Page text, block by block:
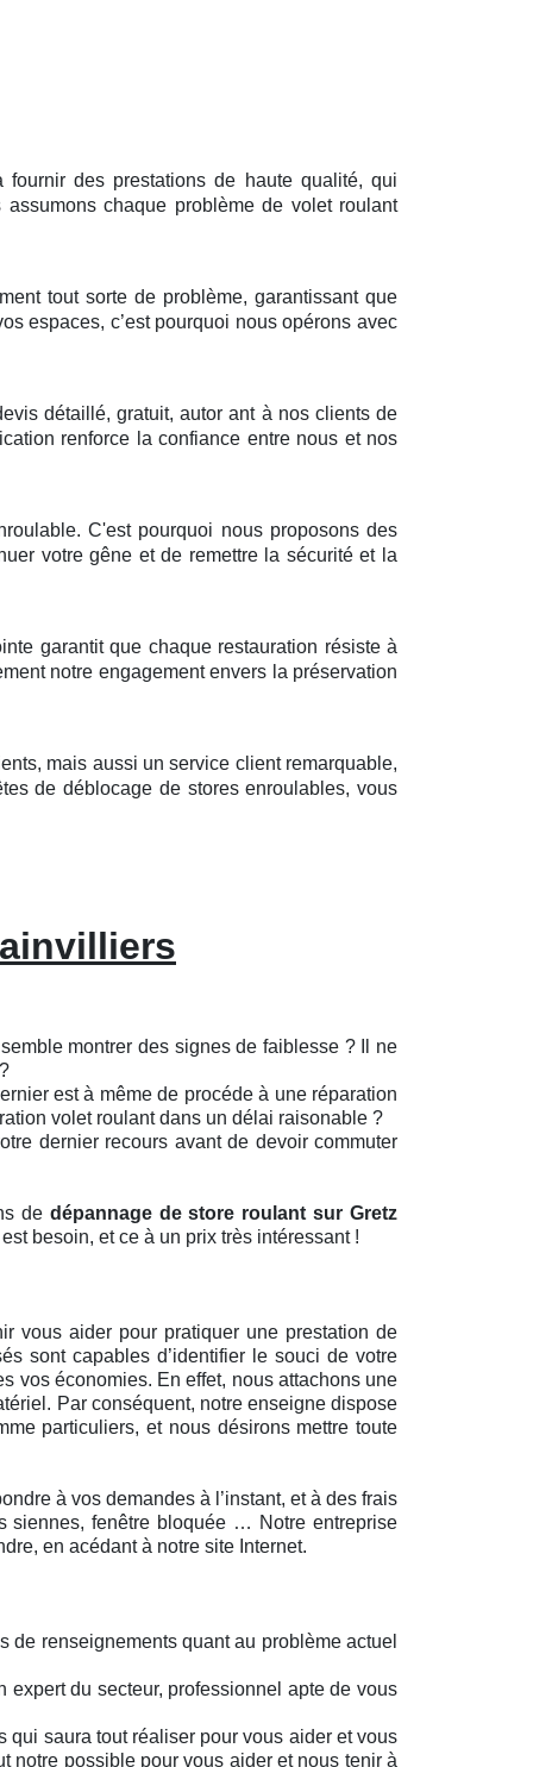
des prestations de haute qualité, qui
chaque problème de volet roulant
tout sorte de problème, garantissant que
espaces, c’est pourquoi nous opérons avec
détaillé, gratuit, autor ant à nos clients de
renforce la confiance entre nous et nos
C'est pourquoi nous proposons des
votre gêne et de remettre la sécurité et la
garantit que chaque restauration résiste à
notre engagement envers la préservation
mais aussi un service client remarquable,
de déblocage de stores enroulables, vous
montrer des signes de faiblesse ? Il ne
est à même de procéde à une réparation
volet roulant dans un délai raisonable ?
dernier recours avant de devoir commuter
de dépannage de store roulant sur Gretz
besoin, et ce à un prix très intéressant !
vous aider pour pratiquer une prestation de
sont capables d’identifier le souci de votre
vos économies. En effet, nous attachons une
Par conséquent, notre enseigne dispose
particuliers, et nous désirons mettre toute
à vos demandes à l’instant, et à des frais
siennes, fenêtre bloquée … Notre entreprise
en acédant à notre site Internet.
renseignements quant au problème actuel
expert du secteur, professionnel apte de vous
qui saura tout réaliser pour vous aider et vous
notre possible pour vous aider et nous tenir à